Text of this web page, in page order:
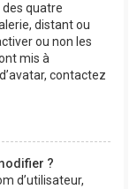
des quatre
distant ou
ou non les
mis à
contactez
?
d’utilisateur,